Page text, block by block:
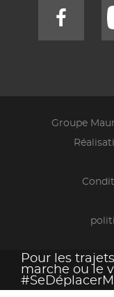
Groupe
Pour les
marche ou le